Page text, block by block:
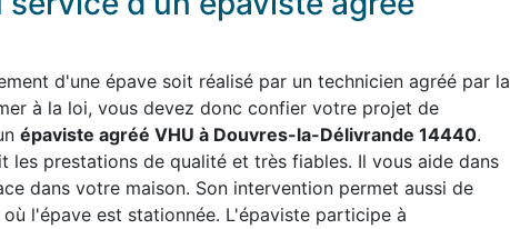
d'une épave soit réalisé par un technicien agréé par la
à la loi, vous devez donc confier votre projet de
épaviste agréé VHU à Douvres-la-Délivrande 14440.
les prestations de qualité et très fiables. Il vous aide dans
dans votre maison. Son intervention permet aussi de
l'épave est stationnée. L'épaviste participe à